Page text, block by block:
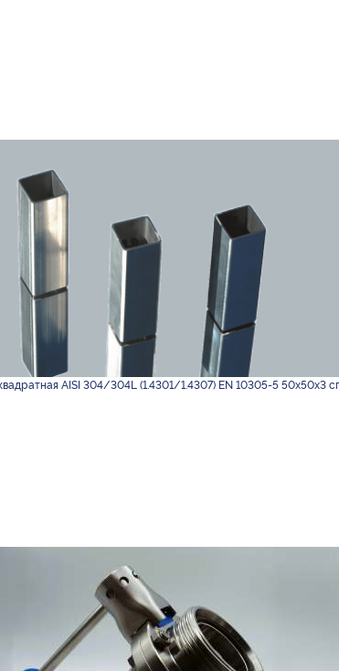
AISI 304/304L (1.4301/1.4307) EN 10305-5 50х50х3